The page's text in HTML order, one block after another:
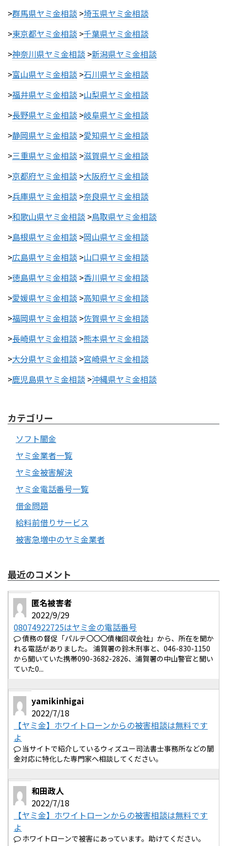
>群馬県ヤミ金相談 >埼玉県ヤミ金相談
>東京都ヤミ金相談 >千葉県ヤミ金相談
>神奈川県ヤミ金相談 >新潟県ヤミ金相談
>富山県ヤミ金相談 >石川県ヤミ金相談
>福井県ヤミ金相談 >山梨県ヤミ金相談
>長野県ヤミ金相談 >岐阜県ヤミ金相談
>静岡県ヤミ金相談 >愛知県ヤミ金相談
>三重県ヤミ金相談 >滋賀県ヤミ金相談
>京都府ヤミ金相談 >大阪府ヤミ金相談
>兵庫県ヤミ金相談 >奈良県ヤミ金相談
>和歌山県ヤミ金相談 >鳥取県ヤミ金相談
>島根県ヤミ金相談 >岡山県ヤミ金相談
>広島県ヤミ金相談 >山口県ヤミ金相談
>徳島県ヤミ金相談 >香川県ヤミ金相談
>愛媛県ヤミ金相談 >高知県ヤミ金相談
>福岡県ヤミ金相談 >佐賀県ヤミ金相談
>長崎県ヤミ金相談 >熊本県ヤミ金相談
>大分県ヤミ金相談 >宮崎県ヤミ金相談
>鹿児島県ヤミ金相談 >沖縄県ヤミ金相談
カテゴリー
ソフト闇金
ヤミ金業者一覧
ヤミ金被害解決
ヤミ金電話番号一覧
借金問題
給料前借りサービス
被害急増中のヤミ金業者
最近のコメント
匿名被害者
2022/9/29
08074922725はヤミ金の電話番号
債務の督促「パルテ〇〇〇債権回収会社」から、所在を聞か
れる電話がありました。 浦賀署の鈴木刑事と、046-830-1150
から聞いていた携帯090-3682-2826、浦賀署の中山警官と聞い
ていた0...
yamikinhigai
2022/7/18
【ヤミ金】ホワイトローンからの被害相談は無料です
よ
当サイトで紹介しているウィズユー司法書士事務所などの闇
金対応に特化した専門家へ相談してください。
和田政人
2022/7/18
【ヤミ金】ホワイトローンからの被害相談は無料です
よ
ホワイトローンで被害にあっています。助けてください。